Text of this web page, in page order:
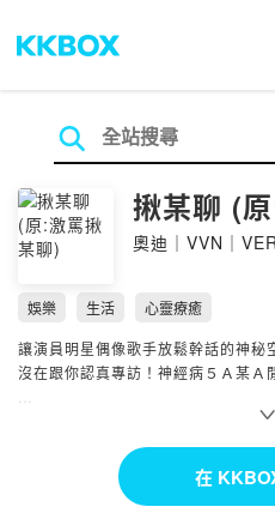
揪某聊 (
奧迪｜VVN｜
娛樂 生活
心靈療癒
讓演員明星偶像歌手放鬆幹話的神秘
沒在跟你認真專訪！神經病５Ａ某Ａ
揪某聊 IG： @jomotalk
奧迪 IG： @imauddie
在